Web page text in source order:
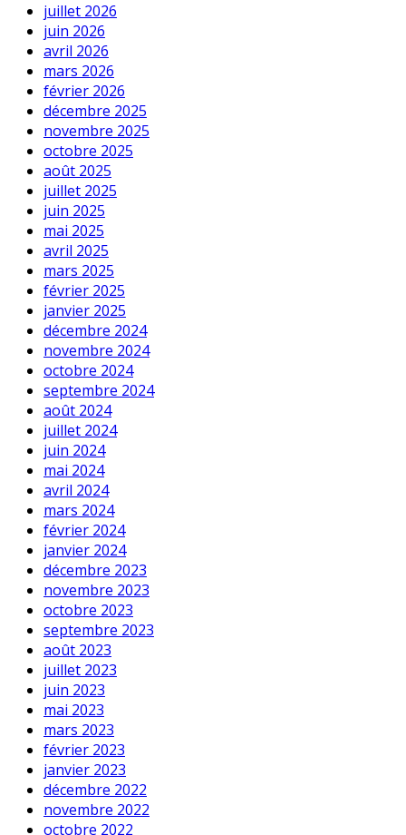
juillet 2026
juin 2026
avril 2026
mars 2026
février 2026
décembre 2025
novembre 2025
octobre 2025
août 2025
juillet 2025
juin 2025
mai 2025
avril 2025
mars 2025
février 2025
janvier 2025
décembre 2024
novembre 2024
octobre 2024
septembre 2024
août 2024
juillet 2024
juin 2024
mai 2024
avril 2024
mars 2024
février 2024
janvier 2024
décembre 2023
novembre 2023
octobre 2023
septembre 2023
août 2023
juillet 2023
juin 2023
mai 2023
mars 2023
février 2023
janvier 2023
décembre 2022
novembre 2022
octobre 2022